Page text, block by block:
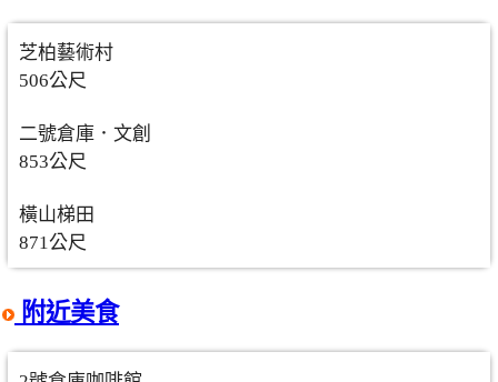
芝柏藝術村
506公尺
二號倉庫．文創
853公尺
橫山梯田
871公尺
附近美食